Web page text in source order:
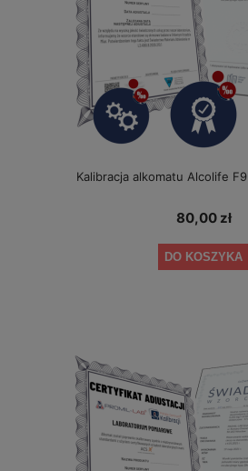
Kalibracja alkomatu Alcolife
80,00 zł
DO KOSZYKA